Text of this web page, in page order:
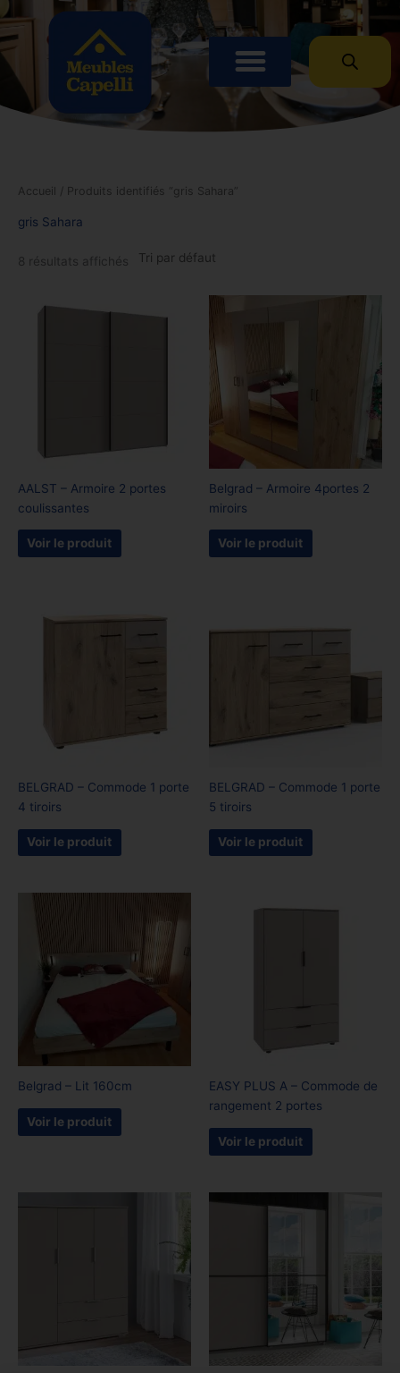
Accueil / Produits identifiés “gris Sahara”
gris Sahara
8 résultats affichés
AALST – Armoire 2 portes
coulissantes
Voir le produit
Belgrad – Armoire 4portes 2
miroirs
Voir le produit
BELGRAD – Commode 1 porte
4 tiroirs
Voir le produit
BELGRAD – Commode 1 porte
5 tiroirs
Voir le produit
Belgrad – Lit 160cm
Voir le produit
EASY PLUS A – Commode de
rangement 2 portes
Voir le produit
Panneau de gestion des cookies